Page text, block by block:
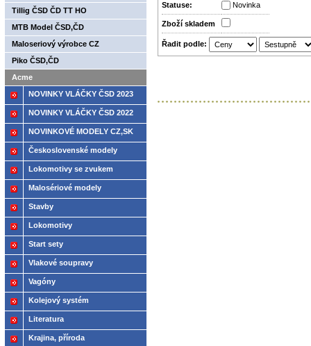
Statuse: Novinka
Zboží­ skladem
Řadit podle:
Tillig ČSD ČD TT HO
MTB Model ČSD,ČD
Maloseriový výrobce CZ
Piko ČSD,ČD
Acme
NOVINKY VLÁČKY ČSD 2023
NOVINKY VLÁČKY ČSD 2022
NOVINKOVÉ MODELY CZ,SK
2021
Československé modely
ČSD,ČD
Lokomotivy se zvukem
Malosériové modely
Stavby
Lokomotivy
Start sety
Vlakové soupravy
Vagóny
Kolejový systém
Literatura
Krajina, příroda